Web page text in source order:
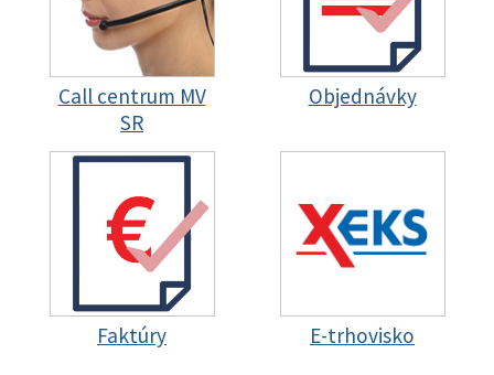
Call centrum MV
SR
Objednávky
Faktúry E-trhovisko